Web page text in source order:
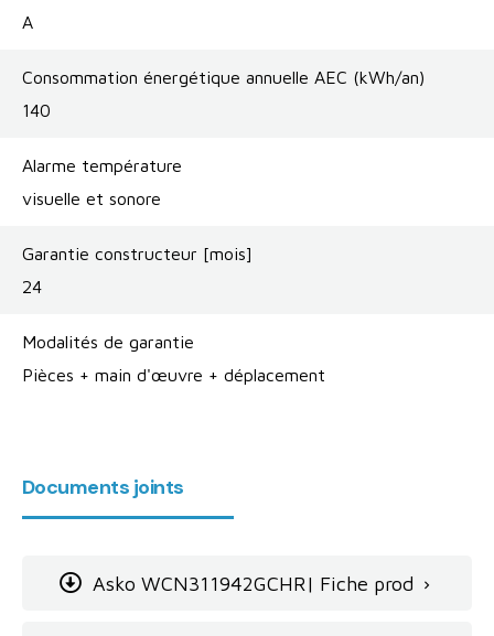
A
Consommation énergétique annuelle AEC (kWh/an)
140
Alarme température
visuelle et sonore
Garantie constructeur [mois]
24
Modalités de garantie
Pièces + main d'œuvre + déplacement
Documents joints
Asko WCN311942GCHR| Fiche prod 